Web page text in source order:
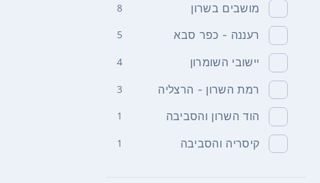
מושבים בשרון 8
רעננה - כפר סבא 5
יישובי השומרון 4
רמת השרון - הרצליה 3
הוד השרון והסביבה 1
קיסריה והסביבה 1